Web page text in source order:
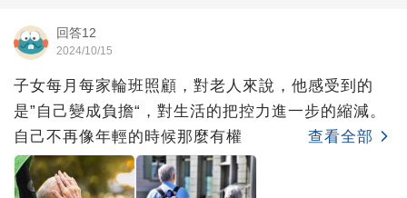
回答12
2024/10/15
子女每月每家輪班照顧，對老人來說，他感受到的
是”自己變成負擔“，對生活的把控力進一步的縮減。
自己不再像年輕的時候那麼有權
查看全部